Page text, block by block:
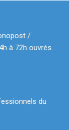
/
à 72h ouvrés.
du